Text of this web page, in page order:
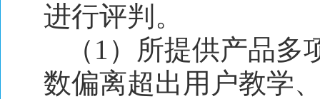
进行评判。
（1）所提供产品
数偏离超出用户教学